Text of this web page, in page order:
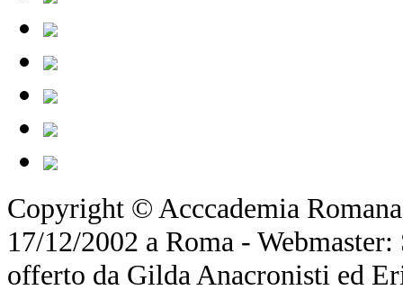
Copyright © Acccademia
17/12/2002 a Roma -
offerto da Gilda Anacronisti ed